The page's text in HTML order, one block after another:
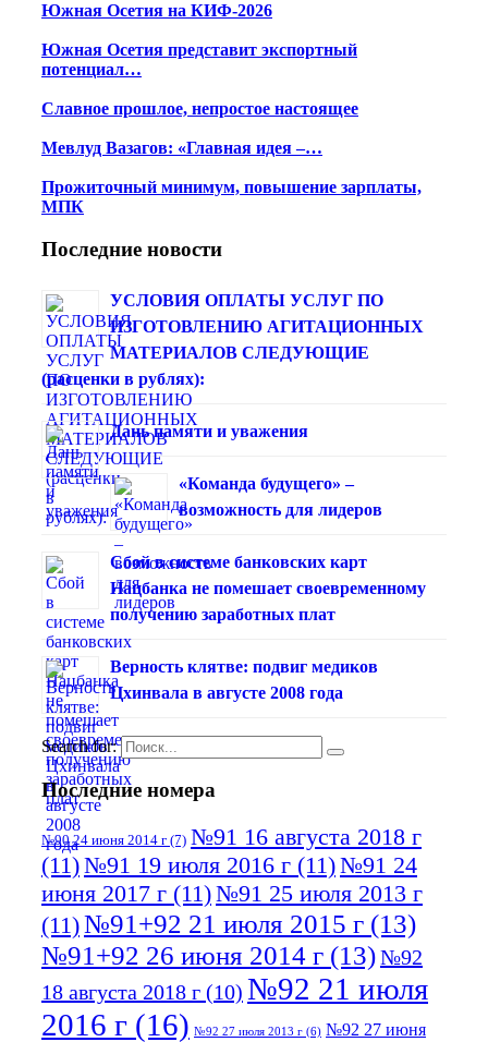
Южная Осетия на КИФ-2026
Южная Осетия представит экспортный
потенциал…
Славное прошлое, непростое настоящее
Мевлуд Вазагов: «Главная идея –…
Прожиточный минимум, повышение зарплаты,
МПК
Последние новости
УСЛОВИЯ ОПЛАТЫ УСЛУГ ПО
ИЗГОТОВЛЕНИЮ АГИТАЦИОННЫХ
МАТЕРИАЛОВ СЛЕДУЮЩИЕ
(расценки в рублях):
Дань памяти и уважения
«Команда будущего» –
возможность для лидеров
Сбой в системе банковских карт
Нацбанка не помешает своевременному
получению заработных плат
Верность клятве: подвиг медиков
Цхинвала в августе 2008 года
Search for:
Последние номера
№90 24 июня 2014 г (7) №91 16 августа 2018 г
(11)№91 19 июля 2016 г (11)№91 24
июня 2017 г (11)№91 25 июля 2013 г
(11)№91+92 21 июля 2015 г (13)
№91+92 26 июня 2014 г (13)№92
18 августа 2018 г (10) №92 21 июля
2016 г (16) №92 27 июля 2013 г (6) №92 27 июня